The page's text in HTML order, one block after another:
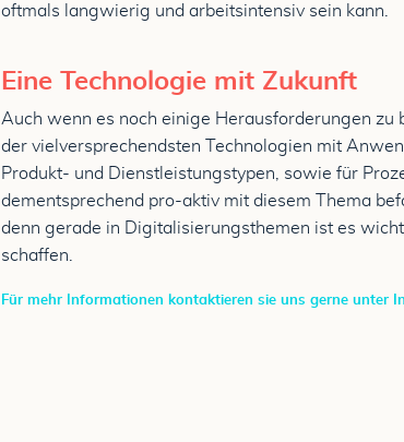
oftmals langwierig und arbeitsintensiv sein kann.
Eine Technologie mit Zukunft
Auch wenn es noch einige Herausforderungen
der vielversprechendsten Technologien mit
Produkt- und Dienstleistungstypen, sowie für
dementsprechend pro-aktiv mit diesem Thema
denn gerade in Digitalisierungsthemen ist es
schaffen.
Für mehr Informationen kontaktieren sie uns gerne unter